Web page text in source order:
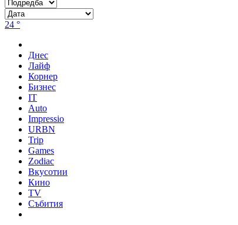
24 °
Днес
Лайф
Корнер
Бизнес
IT
Auto
Impressio
URBN
Trip
Games
Zodiac
Вкусотии
Кино
TV
Събития